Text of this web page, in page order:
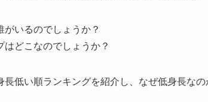
いるのでしょうか？
はどこなのでしょうか？
低い順ランキングを紹介し、なぜ低身長なの